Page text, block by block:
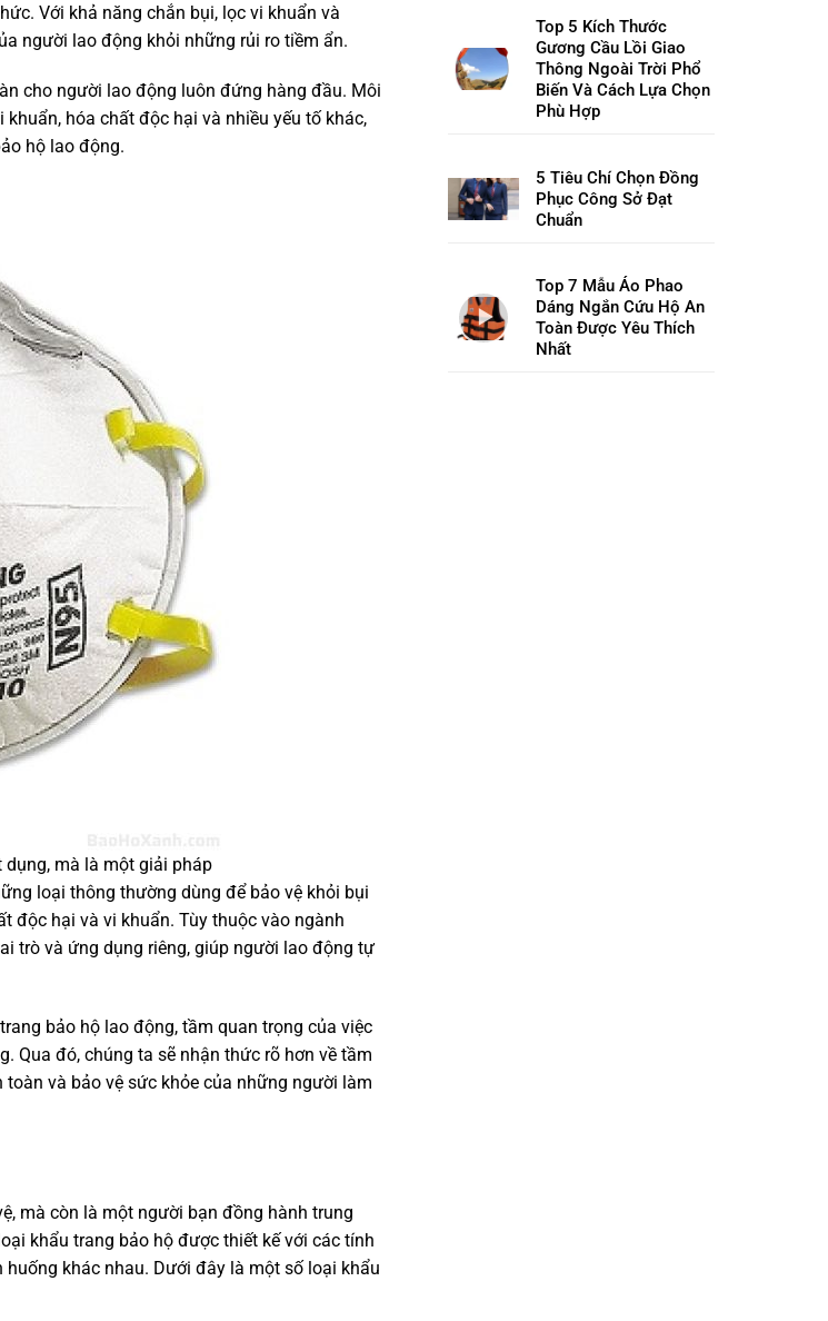
Với khả năng chắn bụi, lọc vi khuẩn và
người lao động khỏi những rủi ro tiềm ẩn.
cho người lao động luôn đứng hàng đầu. Môi
hóa chất độc hại và nhiều yếu tố khác,
hộ lao động.
mà là một giải pháp
loại thông thường dùng để bảo vệ khỏi bụi
độc hại và vi khuẩn. Tùy thuộc vào ngành
trò và ứng dụng riêng, giúp người lao động tự
bảo hộ lao động, tầm quan trọng của việc
Qua đó, chúng ta sẽ nhận thức rõ hơn về tầm
và bảo vệ sức khỏe của những người làm
mà còn là một người bạn đồng hành trung
khẩu trang bảo hộ được thiết kế với các tính
khác nhau. Dưới đây là một số loại khẩu
Top 5 Kích Thước
Gương Cầu Lồi Giao
Thông Ngoài Trời Phổ
Biến Và Cách Lựa Chọn
Phù Hợp
5 Tiêu Chí Chọn Đồng
Phục Công Sở Đạt
Chuẩn
Top 7 Mẫu Áo Phao
Dáng Ngắn Cứu Hộ An
Toàn Được Yêu Thích
Nhất